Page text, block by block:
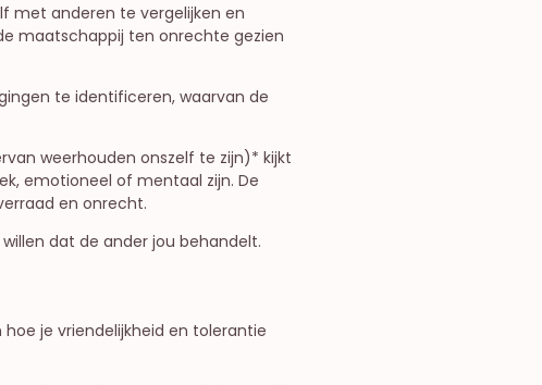
met anderen te vergelijken en
maatschappij ten onrechte gezien
te identificeren, waarvan de
weerhouden onszelf te zijn)* kijkt
emotioneel of mentaal zijn. De
en onrecht.
dat de ander jou behandelt.
je vriendelijkheid en tolerantie